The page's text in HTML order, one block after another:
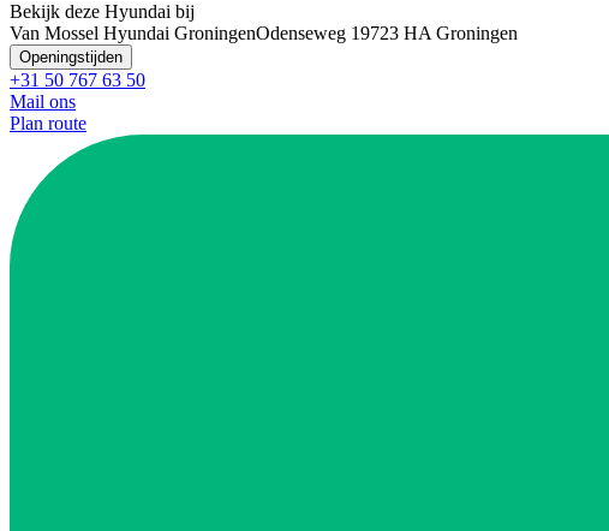
Bekijk deze Hyundai bij
Van Mossel Hyundai GroningenOdenseweg 19723 HA Groningen
Openingstijden
+31 50 767 63 50
Mail ons
Plan route